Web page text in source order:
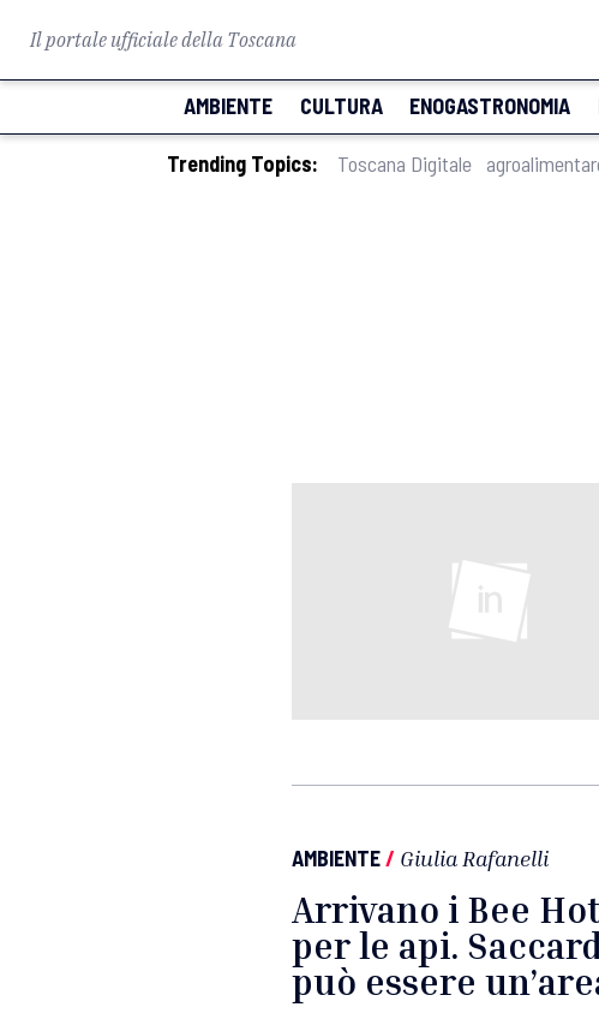
Il portale ufficiale della Toscana
AMBIENTE CULTURA ENOGASTRONOMIA
Trending Topics: Toscana Digitale
AMBIENTE/ Giulia Rafanelli
Arrivano i Bee
per le api.
può essere